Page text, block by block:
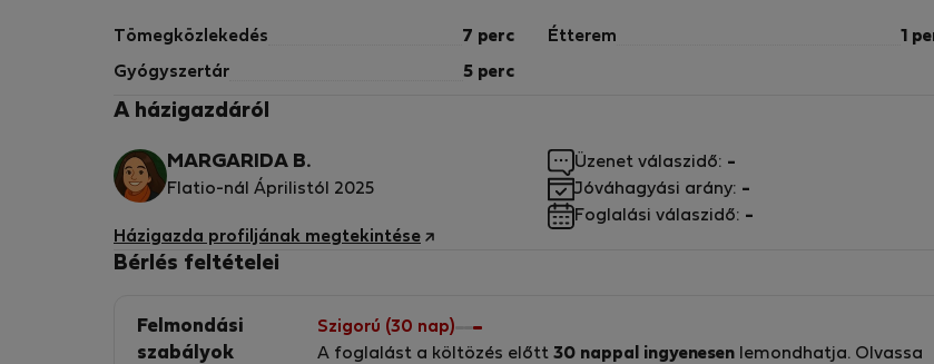
Tömegközlekedés 7 perc Étterem 1
Gyógyszertár 5 perc
A házigazdáról
MARGARIDA B.
Flatio-nál Áprilistól 2025
Hello, my name is Margarida. Please feel free
to reach out if you have any questions or
Házigazda profiljának megtekintése
Üzenet válaszidő: -
Jóváhagyási arány: -
Foglalási válaszidő: -
Bérlés feltételei
Felmondási
szabályok
Szigorú (30 nap)
A foglalást a költözés előtt 30 nappal ingyenesen lemondhatja. Olvassa